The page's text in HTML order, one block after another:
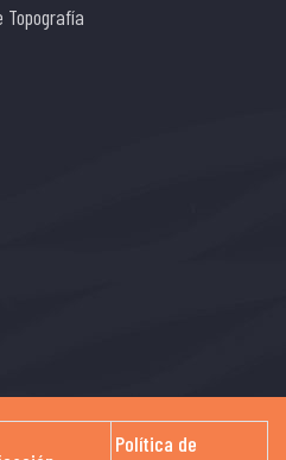
Topografía
Política de